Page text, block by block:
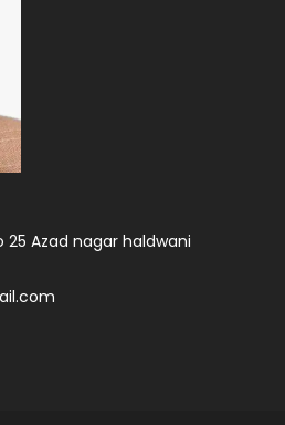
25 Azad nagar haldwani